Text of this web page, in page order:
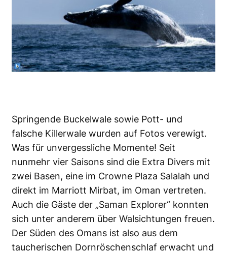
Springende Buckelwale sowie Pott- und
falsche Killerwale wurden auf Fotos verewigt.
Was für unvergessliche Momente! Seit
nunmehr vier Saisons sind die Extra Divers mit
zwei Basen, eine im Crowne Plaza Salalah und
direkt im Marriott Mirbat, im Oman vertreten.
Auch die Gäste der „Saman Explorer“ konnten
sich unter anderem über Walsichtungen freuen.
Der Süden des Omans ist also aus dem
taucherischen Dornröschenschlaf erwacht und